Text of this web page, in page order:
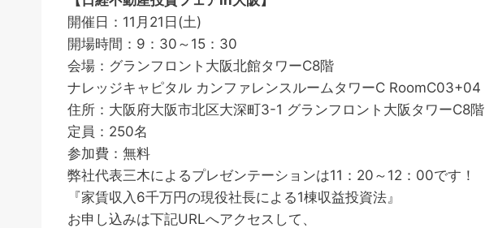
開催日：11月21日(土)
開場時間：9：30～15：30
会場：グランフロント大阪北館タワーC8階
ナレッジキャピタル カンファレンスルームタワーC RoomC03+04
住所：大阪府大阪市北区大深町3-1 グランフロント大阪タワーC8階
定員：250名
参加費：無料
弊社代表三木によるプレゼンテーションは11：20～12：00です！
『家賃収入6千万円の現役社長による1棟収益投資法』
お申し込みは下記URLへアクセスして、